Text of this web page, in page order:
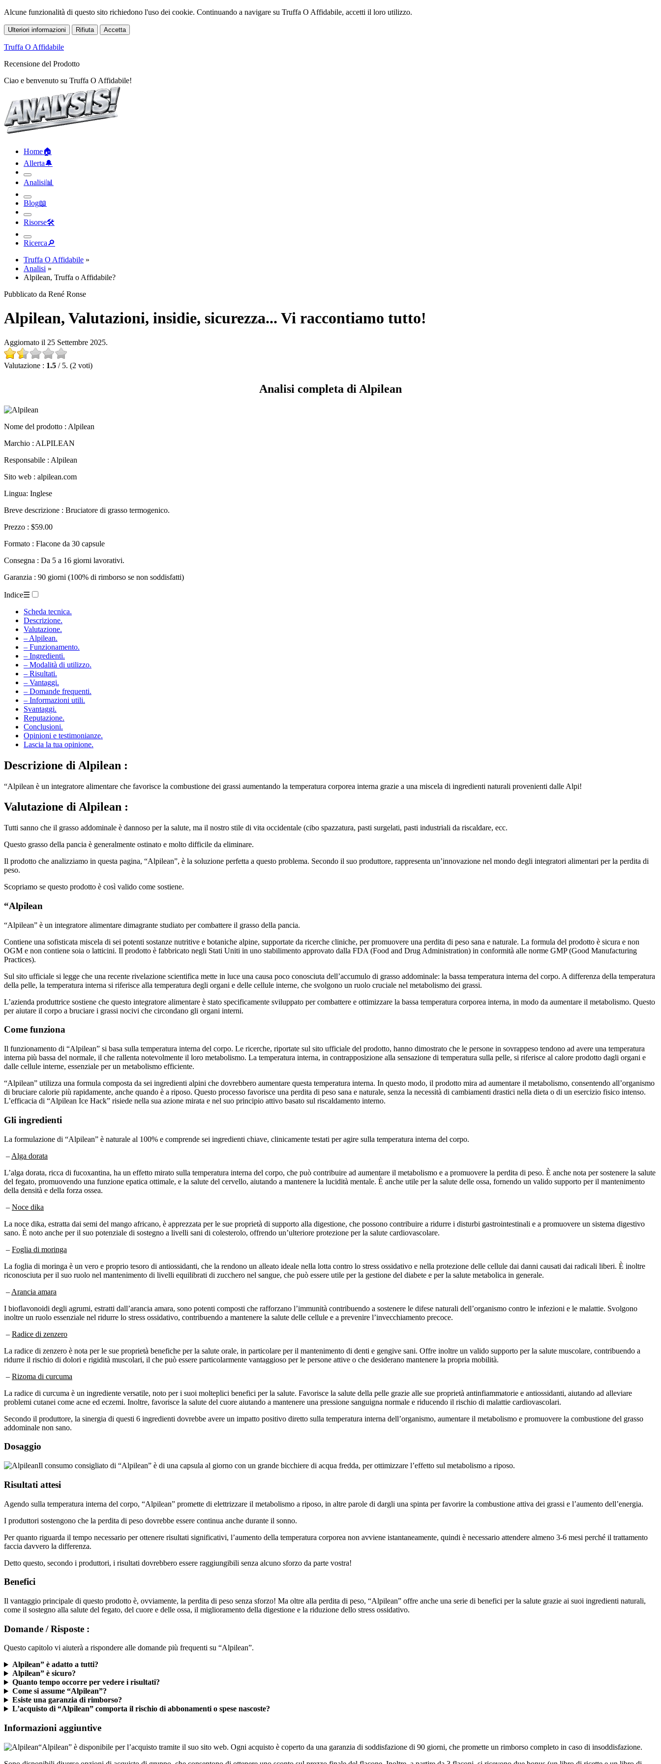
Alcune funzionalità di questo sito richiedono l'uso dei cookie. Continuando a navigare su Truffa O Affidabile, accetti il loro utilizzo.
Ulteriori informazioni Rifiuta Accetta
Truffa O Affidabile
Recensione del Prodotto
Ciao e benvenuto su Truffa O Affidabile!
Home🏠︎
Allerta🔔︎
Analisi📊︎
Blog📖︎
Risorse🛠︎
Ricerca🔎︎
Truffa O Affidabile »
Analisi »
Alpilean, Truffa o Affidabile?
Pubblicato da René Ronse
Alpilean, Valutazioni, insidie, sicurezza... Vi raccontiamo tutto!
Aggiornato il 25 Settembre 2025.
Valutazione : 1.5 / 5. (2 voti)
Analisi completa di Alpilean
Nome del prodotto : Alpilean
Marchio : ALPILEAN
Responsabile : Alpilean
Sito web : alpilean.com
Lingua: Inglese
Breve descrizione : Bruciatore di grasso termogenico.
Prezzo : $59.00
Formato : Flacone da 30 capsule
Consegna : Da 5 a 16 giorni lavorativi.
Garanzia : 90 giorni (100% di rimborso se non soddisfatti)
Indice☰
Scheda tecnica.
Descrizione.
Valutazione.
– Alpilean.
– Funzionamento.
– Ingredienti.
– Modalità di utilizzo.
– Risultati.
– Vantaggi.
– Domande frequenti.
– Informazioni utili.
Svantaggi.
Reputazione.
Conclusioni.
Opinioni e testimonianze.
Lascia la tua opinione.
Descrizione di Alpilean :
“Alpilean è un integratore alimentare che favorisce la combustione dei grassi aumentando la temperatura corporea interna grazie a una miscela di ingredienti naturali provenienti dalle Alpi!
Valutazione diAlpilean :
Tutti sanno che il grasso addominale è dannoso per la salute, ma il nostro stile di vita occidentale (cibo spazzatura, pasti surgelati, pasti industriali da riscaldare, ecc.
Questo grasso della pancia è generalmente ostinato e molto difficile da eliminare.
Il prodotto che analizziamo in questa pagina, “Alpilean”, è la soluzione perfetta a questo problema. Secondo il suo produttore, rappresenta un’innovazione nel mondo degli integratori alimentari per la perdita di
peso.
Scopriamo se questo prodotto è così valido come sostiene.
“Alpilean
“Alpilean” è un integratore alimentare dimagrante studiato per combattere il grasso della pancia.
Contiene una sofisticata miscela di sei potenti sostanze nutritive e botaniche alpine, supportate da ricerche cliniche, per promuovere una perdita di peso sana e naturale. La formula del prodotto è sicura e non
OGM e non contiene soia o latticini. Il prodotto è fabbricato negli Stati Uniti in uno stabilimento approvato dalla FDA (Food and Drug Administration) in conformità alle norme GMP (Good Manufacturing
Practices).
Sul sito ufficiale si legge che una recente rivelazione scientifica mette in luce una causa poco conosciuta dell’accumulo di grasso addominale: la bassa temperatura interna del corpo. A differenza della temperatura
della pelle, la temperatura interna si riferisce alla temperatura degli organi e delle cellule interne, che svolgono un ruolo cruciale nel metabolismo dei grassi.
L’azienda produttrice sostiene che questo integratore alimentare è stato specificamente sviluppato per combattere e ottimizzare la bassa temperatura corporea interna, in modo da aumentare il metabolismo. Questo
per aiutare il corpo a bruciare i grassi nocivi che circondano gli organi interni.
Come funziona
Il funzionamento di “Alpilean” si basa sulla temperatura interna del corpo. Le ricerche, riportate sul sito ufficiale del prodotto, hanno dimostrato che le persone in sovrappeso tendono ad avere una temperatura
interna più bassa del normale, il che rallenta notevolmente il loro metabolismo. La temperatura interna, in contrapposizione alla sensazione di temperatura sulla pelle, si riferisce al calore prodotto dagli organi e
dalle cellule interne, essenziale per un metabolismo efficiente.
“Alpilean” utilizza una formula composta da sei ingredienti alpini che dovrebbero aumentare questa temperatura interna. In questo modo, il prodotto mira ad aumentare il metabolismo, consentendo all’organismo
di bruciare calorie più rapidamente, anche quando è a riposo. Questo processo favorisce una perdita di peso sana e naturale, senza la necessità di cambiamenti drastici nella dieta o di un esercizio fisico intenso.
L’efficacia di “Alpilean Ice Hack” risiede nella sua azione mirata e nel suo principio attivo basato sul riscaldamento interno.
Gli ingredienti
La formulazione di “Alpilean” è naturale al 100% e comprende sei ingredienti chiave, clinicamente testati per agire sulla temperatura interna del corpo.
– Alga dorata
L’alga dorata, ricca di fucoxantina, ha un effetto mirato sulla temperatura interna del corpo, che può contribuire ad aumentare il metabolismo e a promuovere la perdita di peso. È anche nota per sostenere la salute
del fegato, promuovendo una funzione epatica ottimale, e la salute del cervello, aiutando a mantenere la lucidità mentale. È anche utile per la salute delle ossa, fornendo un valido supporto per il mantenimento
della densità e della forza ossea.
– Noce dika
La noce dika, estratta dai semi del mango africano, è apprezzata per le sue proprietà di supporto alla digestione, che possono contribuire a ridurre i disturbi gastrointestinali e a promuovere un sistema digestivo
sano. È noto anche per il suo potenziale di sostegno a livelli sani di colesterolo, offrendo un’ulteriore protezione per la salute cardiovascolare.
– Foglia di moringa
La foglia di moringa è un vero e proprio tesoro di antiossidanti, che la rendono un alleato ideale nella lotta contro lo stress ossidativo e nella protezione delle cellule dai danni causati dai radicali liberi. È inoltre
riconosciuta per il suo ruolo nel mantenimento di livelli equilibrati di zucchero nel sangue, che può essere utile per la gestione del diabete e per la salute metabolica in generale.
– Arancia amara
I bioflavonoidi degli agrumi, estratti dall’arancia amara, sono potenti composti che rafforzano l’immunità contribuendo a sostenere le difese naturali dell’organismo contro le infezioni e le malattie. Svolgono
inoltre un ruolo essenziale nel ridurre lo stress ossidativo, contribuendo a mantenere la salute delle cellule e a prevenire l’invecchiamento precoce.
– Radice di zenzero
La radice di zenzero è nota per le sue proprietà benefiche per la salute orale, in particolare per il mantenimento di denti e gengive sani. Offre inoltre un valido supporto per la salute muscolare, contribuendo a
ridurre il rischio di dolori e rigidità muscolari, il che può essere particolarmente vantaggioso per le persone attive o che desiderano mantenere la propria mobilità.
– Rizoma di curcuma
La radice di curcuma è un ingrediente versatile, noto per i suoi molteplici benefici per la salute. Favorisce la salute della pelle grazie alle sue proprietà antinfiammatorie e antiossidanti, aiutando ad alleviare
problemi cutanei come acne ed eczemi. Inoltre, favorisce la salute del cuore aiutando a mantenere una pressione sanguigna normale e riducendo il rischio di malattie cardiovascolari.
Secondo il produttore, la sinergia di questi 6 ingredienti dovrebbe avere un impatto positivo diretto sulla temperatura interna dell’organismo, aumentare il metabolismo e promuovere la combustione del grasso
addominale non sano.
Dosaggio
Il consumo consigliato di “Alpilean” è di una capsula al giorno con un grande bicchiere di acqua fredda, per ottimizzare l’effetto sul metabolismo a riposo.
Risultati attesi
Agendo sulla temperatura interna del corpo, “Alpilean” promette di elettrizzare il metabolismo a riposo, in altre parole di dargli una spinta per favorire la combustione attiva dei grassi e l’aumento dell’energia.
I produttori sostengono che la perdita di peso dovrebbe essere continua anche durante il sonno.
Per quanto riguarda il tempo necessario per ottenere risultati significativi, l’aumento della temperatura corporea non avviene istantaneamente, quindi è necessario attendere almeno 3-6 mesi perché il trattamento
faccia davvero la differenza.
Detto questo, secondo i produttori, i risultati dovrebbero essere raggiungibili senza alcuno sforzo da parte vostra!
Benefici
Il vantaggio principale di questo prodotto è, ovviamente, la perdita di peso senza sforzo! Ma oltre alla perdita di peso, “Alpilean” offre anche una serie di benefici per la salute grazie ai suoi ingredienti naturali,
come il sostegno alla salute del fegato, del cuore e delle ossa, il miglioramento della digestione e la riduzione dello stress ossidativo.
Domande / Risposte :
Questo capitolo vi aiuterà a rispondere alle domande più frequenti su “Alpilean”.
Alpilean” è adatto a tutti?
Alpilean” è sicuro?
Quanto tempo occorre per vedere i risultati?
Come si assume “Alpilean”?
Esiste una garanzia di rimborso?
L’acquisto di “Alpilean” comporta il rischio di abbonamenti o spese nascoste?
Informazioni aggiuntive
“Alpilean” è disponibile per l’acquisto tramite il suo sito web. Ogni acquisto è coperto da una garanzia di soddisfazione di 90 giorni, che promette un rimborso completo in caso di insoddisfazione.